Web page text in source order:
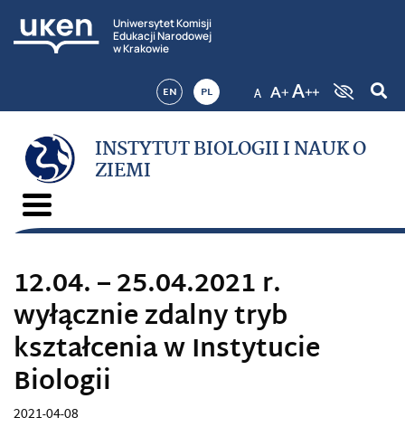
Uniwersytet Komisji
Edukacji Narodowej
w Krakowie
EN PL
INSTYTUT BIOLOGII I NAUK O
ZIEMI
12.04. – 25.04.2021 r.
wyłącznie zdalny tryb
kształcenia w Instytucie
Biologii
2021-04-08